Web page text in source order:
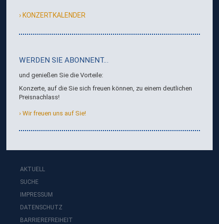
„philharmonic
KONZERTKALENDER
WERDEN SIE ABONNENT…
und genießen Sie die Vorteile:
Konzerte, auf die Sie sich freuen können, zu einem deutlichen
Preisnachlass!
Wir freuen uns auf Sie!
AKTUELL
SUCHE
IMPRESSUM
DATENSCHUTZ
BARRIEREFREIHEIT